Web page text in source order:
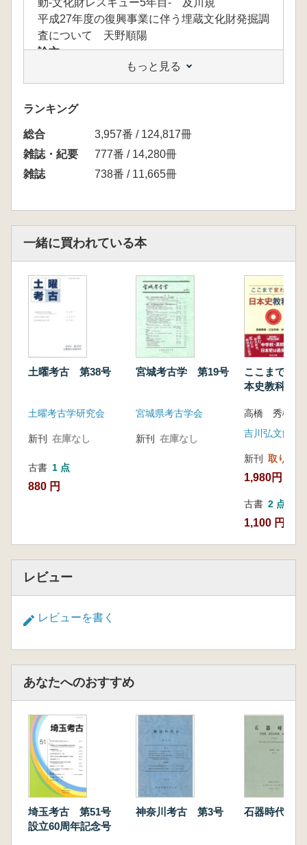
動-文化財レスキュー5年目- 及川規
平成27年度の復興事業に伴う埋蔵文化財発掘調
査について 天野順陽
論文
海峡を渡った押型紋土器-北の日計式押型紋-
岡本東三
東北地方の縄文時代晩期前半における岩版の生
と性 鹿又喜隆
律令国家形成期の陸奥国柴田・苅田地方
-蔵王町円田盆地の遺跡群の検討を中心
に- 鈴木雅
関する調査
相原 淳一・高橋守克・柳澤和明
宮城県二迫川流域の中世城館(3) 佐藤信行・
小山文好
縄文時代の蔵王東麓における黒曜石利用
-谷地遺跡ほか出土黒曜石の原産地推定か
宮城発掘物語
歴史を掘り起こす 志間泰治・相原淳一
もっと見る
ランキング
総合
3,957番 / 124,817冊
雑誌・紀要
777番 / 14,280冊
雑誌
738番 / 11,665冊
一緒に買われている本
土曜考古 第38号
土曜考古学研究会
新刊 在庫なし
古書 1 点
880 円
宮城考古学 第19号
宮城県考古学会
新刊 在庫なし
ここまで変
本史教科書
吉川弘文館
新刊 取り寄せ
1,980円
古書 2 点
1,100 円~
レビュー
レビューを書く
あなたへのおすすめ
埼玉考古 第51号
設立60周年記念号
神奈川考古 第3号 石器時代